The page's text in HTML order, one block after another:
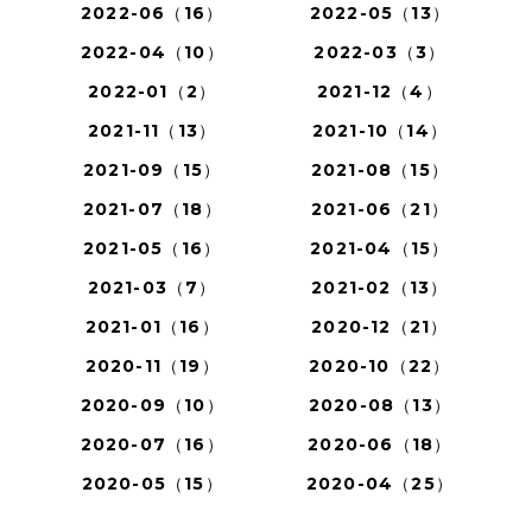
2022-06（16）
2022-05（13）
2022-04（10）
2022-03（3）
2022-01（2）
2021-12（4）
2021-11（13）
2021-10（14）
2021-09（15）
2021-08（15）
2021-07（18）
2021-06（21）
2021-05（16）
2021-04（15）
2021-03（7）
2021-02（13）
2021-01（16）
2020-12（21）
2020-11（19）
2020-10（22）
2020-09（10）
2020-08（13）
2020-07（16）
2020-06（18）
2020-05（15）
2020-04（25）